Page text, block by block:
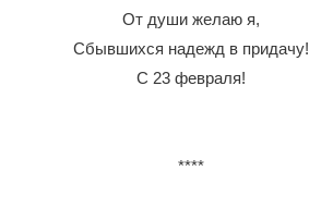
От души желаю я,
Сбывшихся надежд в придачу!
С 23 февраля!
****